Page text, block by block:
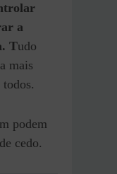
a
Tudo
mais
podem
cedo.